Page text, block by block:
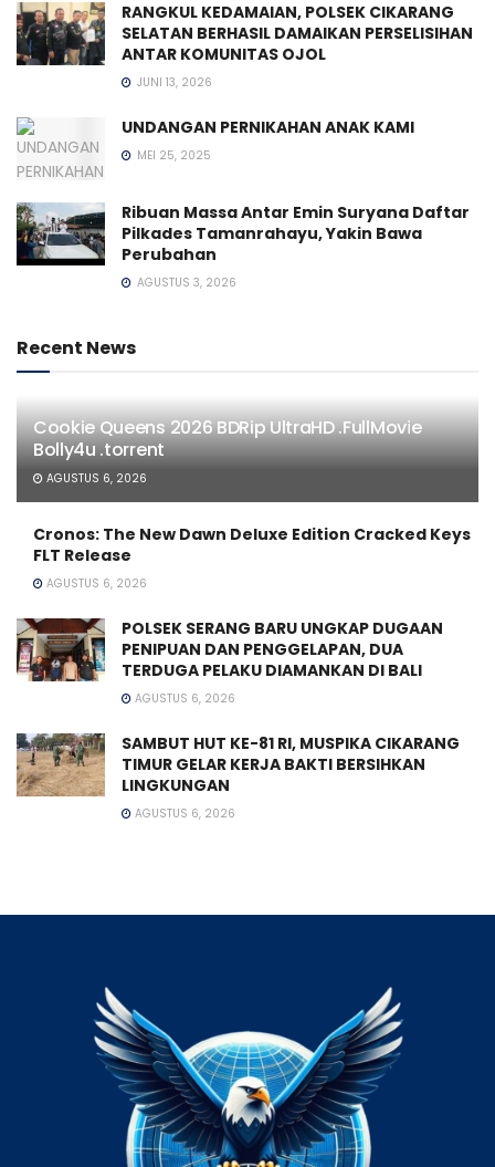
RANGKUL KEDAMAIAN, POLSEK CIKARANG
SELATAN BERHASIL DAMAIKAN PERSELISIHAN
ANTAR KOMUNITAS OJOL
JUNI 13, 2026
UNDANGAN PERNIKAHAN ANAK KAMI
MEI 25, 2025
Ribuan Massa Antar Emin Suryana Daftar
Pilkades Tamanrahayu, Yakin Bawa
Perubahan
AGUSTUS 3, 2026
Recent News
Cookie Queens 2026 BDRip UltraHD .FullMov𝗂e
Bolly4u .torrent
AGUSTUS 6, 2026
Cronos: The New Dawn Deluxe Edition Cracked Keys
FLT Release
AGUSTUS 6, 2026
POLSEK SERANG BARU UNGKAP DUGAAN
PENIPUAN DAN PENGGELAPAN, DUA
TERDUGA PELAKU DIAMANKAN DI BALI
AGUSTUS 6, 2026
SAMBUT HUT KE-81 RI, MUSPIKA CIKARANG
TIMUR GELAR KERJA BAKTI BERSIHKAN
LINGKUNGAN
AGUSTUS 6, 2026